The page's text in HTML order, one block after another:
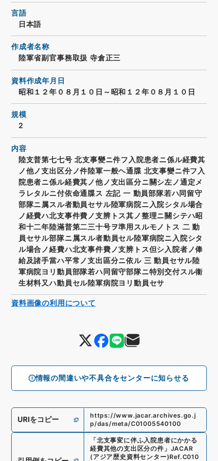
情報の間違いや不具合をセンターに知らせる
言語
日本語
作成者名称
陸軍省副官事務取扱 寺倉正三
資料作成年月日
昭和１２年０８月１０日～昭和１２年０８月１０日
規模
2
内容
陸支普第七七号 北支事變ニ件フ入院患者ニ係ル経費其
ノ他ノ支出区分ノ件陸軍一般ヘ通牒 北支事變ニ件フ入
院患者ニ係ル経費其ノ他ノ支出區分ニ關シ左ノ通定メ
ラレタルニ付依命通牒ス 左記 一 動員部隊若ハ同留守
部隊ニ属スル者動員セサル陸軍病院ニ入院シタル場合
ノ経費ハ北支事件費ノ支辨トス其ノ整理ニ關シテハ昭
和十二年陸滿普第二三十号ヲ準用スルモノトス 二 動
員セサル部隊ニ属スル者動員セル陸軍病院ニ入院シタ
ル場合ノ経費ハ北支事件費ノ支辨トス但シ入院者ノ俸
給及諸手當ハ平常ノ支出區分ニ依ル 三 動員セサル陸
軍病院ヨリ動員部隊若ハ同留守部隊ニ特別交付スル衞
生材料又ハ動員セル陸軍病院ヨリ動員セサ
URIをコピー
https://www.jacar.archives.go.j
p/das/meta/C01005540100
「北支事変に伴ふ入院患者にかかる
経費其他の支出区分の件 」 JACAR
(アジア歴史資料センター)Ref.C010
資料画像の利用について